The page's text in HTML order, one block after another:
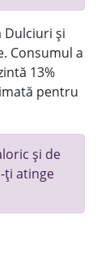
Dulciuri și
Consumul a
13%
pentru
și de
ți atinge